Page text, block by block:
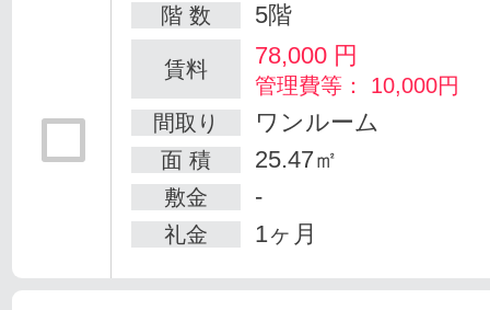
階 数 5階
賃料 78,000 円
管理費等： 10,000円
間取り
ワンルーム
面 積 25.47㎡
敷金 -
礼金 1ヶ月